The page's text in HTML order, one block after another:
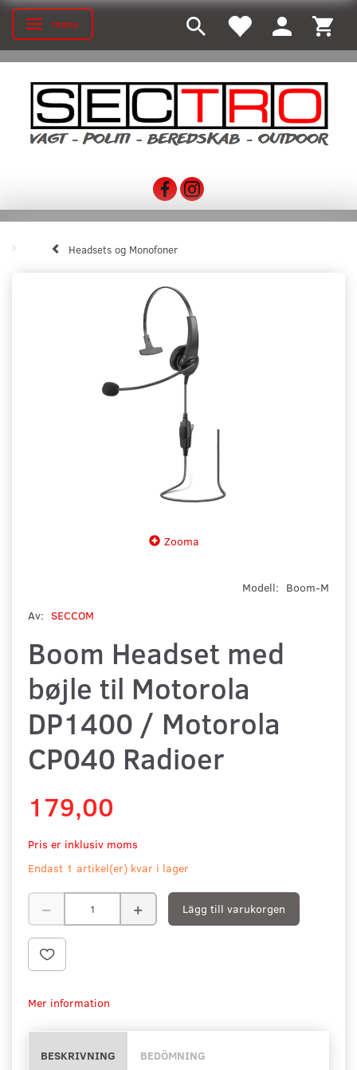
Ändra navigering
meny
Headsets og Monofoner
Zooma
Modell: Boom-M
Av: SECCOM
Boom Headset med
bøjle til Motorola
DP1400 / Motorola
CP040 Radioer
179,00
Pris er inklusiv moms
Endast 1 artikel(er) kvar i lager
Lägg till varukorgen
Mer information
BESKRIVNING BEDÖMNING